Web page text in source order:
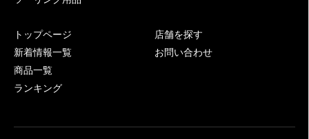
トップページ
新着情報一覧
商品一覧
ランキング
店舗を探す
お問い合わせ